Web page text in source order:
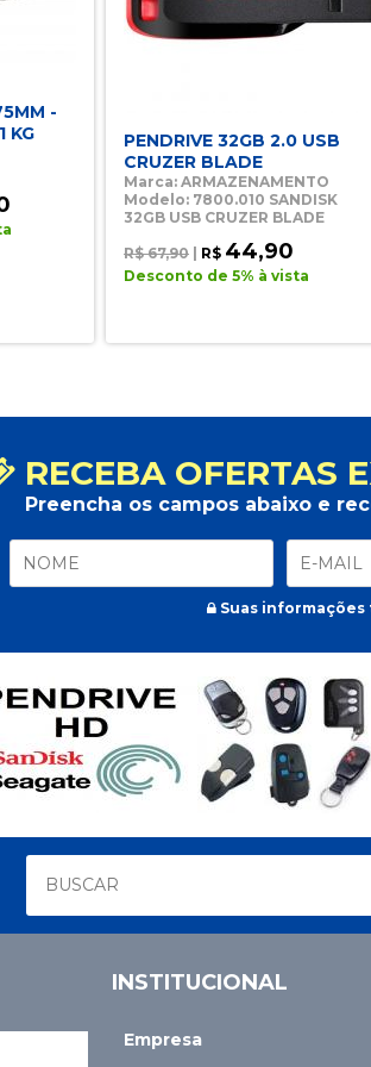
-
KG
PENDRIVE 32GB 2.0 USB
CRUZER BLADE
Marca: ARMAZENAMENTO
Modelo: 7800.010 SANDISK
32GB USB CRUZER BLADE
R$ 67,90
R$ 44,90
Desconto de 5% à vista
RECEBA OFERTAS
Preencha os campos abaixo e
Suas
INSTITUCIONAL
Empresa